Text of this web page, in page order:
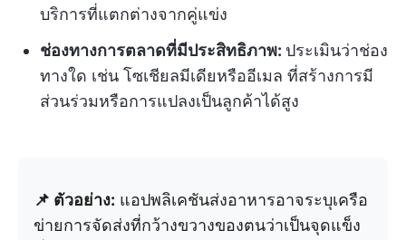
บริการที่แตกต่างจากคู่แข่ง
ช่องทางการตลาดที่มีประสิทธิภาพ: ประเมินว่าช่อง
ทางใด เช่น โซเชียลมีเดียหรืออีเมล ที่สร้างการมี
ส่วนร่วมหรือการแปลงเป็นลูกค้าได้สูง
📌 ตัวอย่าง: แอปพลิเคชันส่งอาหารอาจระบุเครือ
ข่ายการจัดส่งที่กว้างขวางของตนว่าเป็นจุดแข็ง